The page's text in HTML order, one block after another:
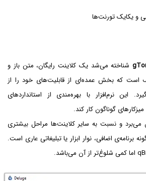
و یکایک تورنت‌ها
شناخته می‌شد یک کلاینت رایگان، متن باز و
است که بخش عمده‌ای از قابلیت‌های خود را از
این نرم‌افزار با بهره‌مندی از استانداردهای
گوناگون کار کند.
و نسبت به سایر کلاینت‌ها مراحل بیشتری
برنامه‌ی اضافی، نوار ابزار یا تبلیغاتی عاری است.